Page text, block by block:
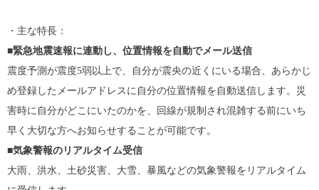
・主な特長：
■緊急地震速報に連動し、位置情報を自動でメール送信
震度予測が震度5弱以上で、自分が震央の近くにいる場合、あらかじ
め登録したメールアドレスに自分の位置情報を自動送信します。災
害時に自分がどこにいたのかを、回線が規制され混雑する前にいち
早く大切な方へお知らせすることが可能です。
■気象警報のリアルタイム受信
大雨、洪水、土砂災害、大雪、暴風などの気象警報をリアルタイム